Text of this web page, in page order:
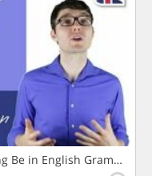
Be in English Grammar